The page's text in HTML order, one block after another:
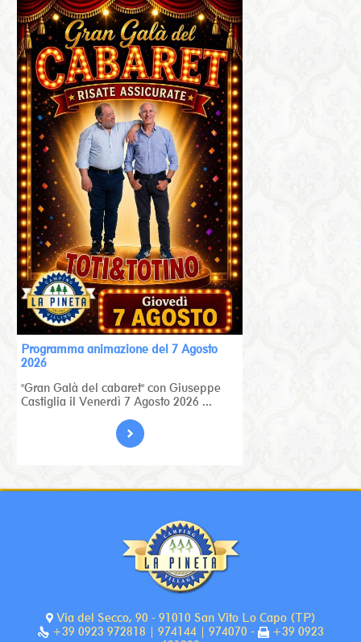
Programma animazione del 7 Agosto
2026
"Gran Galà del cabaret" con Giuseppe
Castiglia il Venerdì 7 Agosto 2026 ...
Via del Secco, 90 - 91010 San Vito Lo Capo (TP)
+39 0923 972818 | 974144 | 974070 -
+39 0923